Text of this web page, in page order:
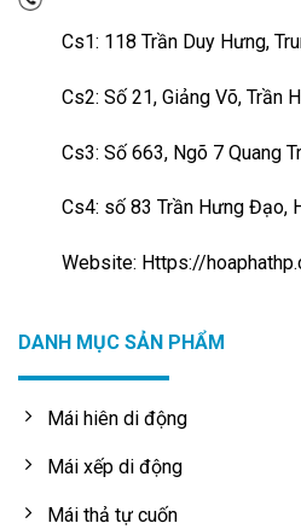
Cs1: 118 Trần Duy Hưng,
Cs2: Số 21, Giảng Võ, Trần
Cs3: Số 663, Ngõ 7 Quang
Cs4: số 83 Trần Hưng Đạo,
Website: Https://
DANH MỤC SẢN PHẨM
Mái hiên di động
Mái xếp di động
Mái thả tự cuốn